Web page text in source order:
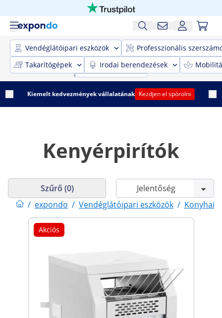
Vendéglátóipari eszközök
Professzionális
Takarítógépek
Irodai berendezések
Kiemelt kedvezmények vállalatának Kezdjen el spórolni
Kenyérpirítók
/ expondo / Vendéglátóipari eszközök / Konyhai
Szűrő (0)
Akciós